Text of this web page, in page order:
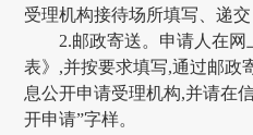
受理机构接待场所填写、递交
2.邮政寄送。申请人在
表》,并按要求填写,通过邮政
息公开申请受理机构,并请在
开申请”字样。